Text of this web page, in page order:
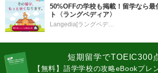
50%OFFの学校も掲載！留学なら最
ト〈ラングペディア〉
Langedia[ラングペディア]
短期留学でTOEIC300
【無料】語学学校の攻略eBookプレ